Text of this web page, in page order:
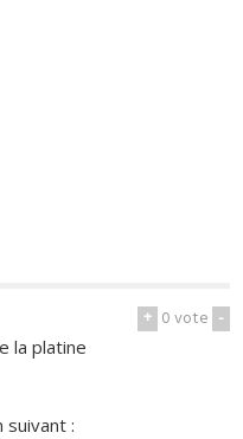
+ 0vote -
la platine
suivant :